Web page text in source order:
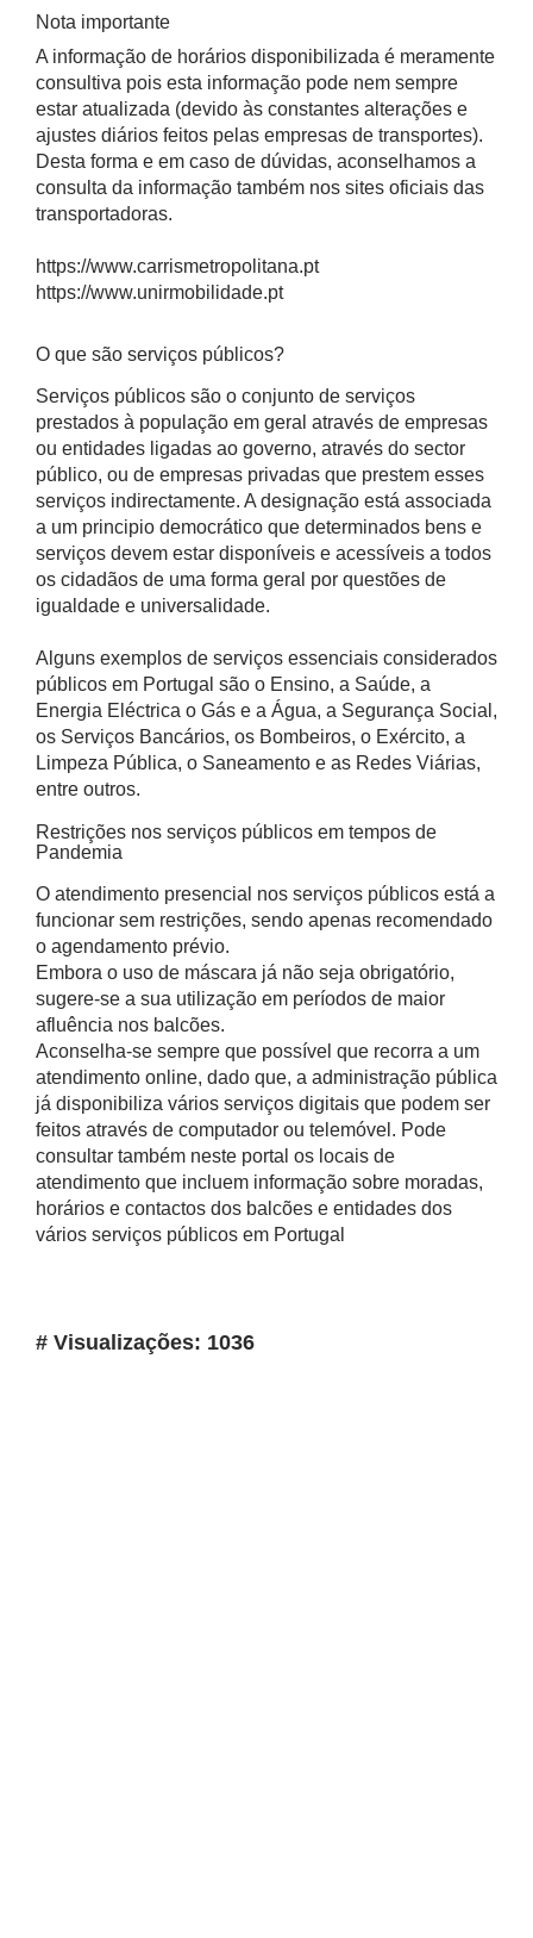
Nota importante
A informação de horários disponibilizada é meramente
consultiva pois esta informação pode nem sempre
estar atualizada (devido às constantes alterações e
ajustes diários feitos pelas empresas de transportes).
Desta forma e em caso de dúvidas, aconselhamos a
consulta da informação também nos sites oficiais das
transportadoras.
https://www.carrismetropolitana.pt
https://www.unirmobilidade.pt
O que são serviços públicos?
Serviços públicos são o conjunto de serviços
prestados à população em geral através de empresas
ou entidades ligadas ao governo, através do sector
público, ou de empresas privadas que prestem esses
serviços indirectamente. A designação está associada
a um principio democrático que determinados bens e
serviços devem estar disponíveis e acessíveis a todos
os cidadãos de uma forma geral por questões de
igualdade e universalidade.
Alguns exemplos de serviços essenciais considerados
públicos em Portugal são o Ensino, a Saúde, a
Energia Eléctrica o Gás e a Água, a Segurança Social,
os Serviços Bancários, os Bombeiros, o Exército, a
Limpeza Pública, o Saneamento e as Redes Viárias,
entre outros.
Restrições nos serviços públicos em tempos de
Pandemia
O atendimento presencial nos serviços públicos está a
funcionar sem restrições, sendo apenas recomendado
o agendamento prévio.
Embora o uso de máscara já não seja obrigatório,
sugere-se a sua utilização em períodos de maior
afluência nos balcões.
Aconselha-se sempre que possível que recorra a um
atendimento online, dado que, a administração pública
já disponibiliza vários serviços digitais que podem ser
feitos através de computador ou telemóvel. Pode
consultar também neste portal os locais de
atendimento que incluem informação sobre moradas,
horários e contactos dos balcões e entidades dos
vários serviços públicos em Portugal
# Visualizações: 1036